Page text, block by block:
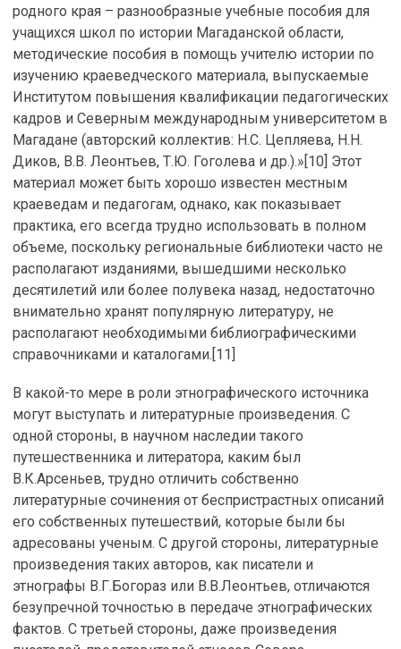
родного края – разнообразные учебные пособия для
учащихся школ по истории Магаданской области,
методические пособия в помощь учителю истории по
изучению краеведческого материала, выпускаемые
Институтом повышения квалификации педагогических
кадров и Северным международным университетом в
Магадане (авторский коллектив: Н.С. Цепляева, Н.Н.
Диков, В.В. Леонтьев, Т.Ю. Гоголева и др.).»[10] Этот
материал может быть хорошо известен местным
краеведам и педагогам, однако, как показывает
практика, его всегда трудно использовать в полном
объеме, поскольку региональные библиотеки часто не
располагают изданиями, вышедшими несколько
десятилетий или более полувека назад, недостаточно
внимательно хранят популярную литературу, не
располагают необходимыми библиографическими
справочниками и каталогами.[11]
В какой-то мере в роли этнографического источника
могут выступать и литературные произведения. С
одной стороны, в научном наследии такого
путешественника и литератора, каким был
В.К.Арсеньев, трудно отличить собственно
литературные сочинения от беспристрастных описаний
его собственных путешествий, которые были бы
адресованы ученым. С другой стороны, литературные
произведения таких авторов, как писатели и
этнографы В.Г.Богораз или В.В.Леонтьев, отличаются
безупречной точностью в передаче этнографических
фактов. С третьей стороны, даже произведения